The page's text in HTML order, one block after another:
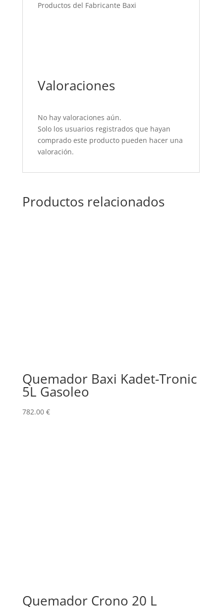
Productos del Fabricante Baxi
Valoraciones
No hay valoraciones aún.
Solo los usuarios registrados que hayan
comprado este producto pueden hacer una
valoración.
Productos relacionados
Quemador Baxi Kadet-Tronic
5L Gasoleo
782.00 €
Quemador Crono 20 L